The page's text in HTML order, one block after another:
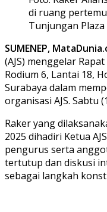
di ruang
Tunjungan Plaza
SUMENEP,
(AJS) menggelar
Rodium 6, Lantai 18,
Surabaya dalam
organisasi AJS. Sabtu
Raker yang
2025 dihadiri Ketua
pengurus serta
tertutup dan diskusi
sebagai langkah